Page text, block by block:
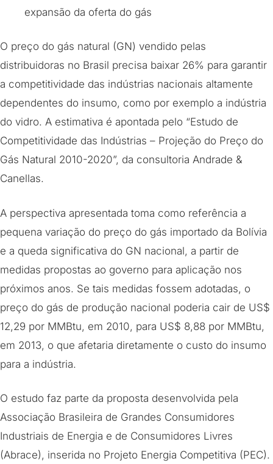
expansão da oferta do gás
O preço do gás natural (GN) vendido pelas
distribuidoras no Brasil precisa baixar 26% para garantir
a competitividade das indústrias nacionais altamente
dependentes do insumo, como por exemplo a indústria
do vidro. A estimativa é apontada pelo “Estudo de
Competitividade das Indústrias – Projeção do Preço do
Gás Natural 2010-2020”, da consultoria Andrade &
Canellas.
A perspectiva apresentada toma como referência a
pequena variação do preço do gás importado da Bolívia
e a queda significativa do GN nacional, a partir de
medidas propostas ao governo para aplicação nos
próximos anos. Se tais medidas fossem adotadas, o
preço do gás de produção nacional poderia cair de US$
12,29 por MMBtu, em 2010, para US$ 8,88 por MMBtu,
em 2013, o que afetaria diretamente o custo do insumo
para a indústria.
O estudo faz parte da proposta desenvolvida pela
Associação Brasileira de Grandes Consumidores
Industriais de Energia e de Consumidores Livres
(Abrace), inserida no Projeto Energia Competitiva (PEC).